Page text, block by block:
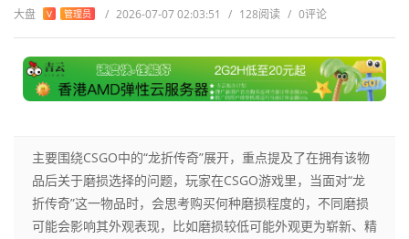
大盘 V 管理员 / 2026-07-07 02:03:51 / 128阅读 / 0评论
主要围绕CSGO中的“龙折传奇”展开，重点提及了在拥有该物
品后关于磨损选择的问题，玩家在CSGO游戏里，当面对“龙
折传奇”这一物品时，会思考购买何种磨损程度的，不同磨损
可能会影响其外观表现，比如磨损较低可能外观更为崭新、精